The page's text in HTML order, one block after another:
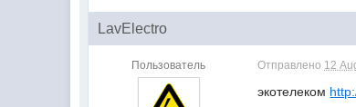
LavElectro
Пользователь Отправлено 12
экотелеком